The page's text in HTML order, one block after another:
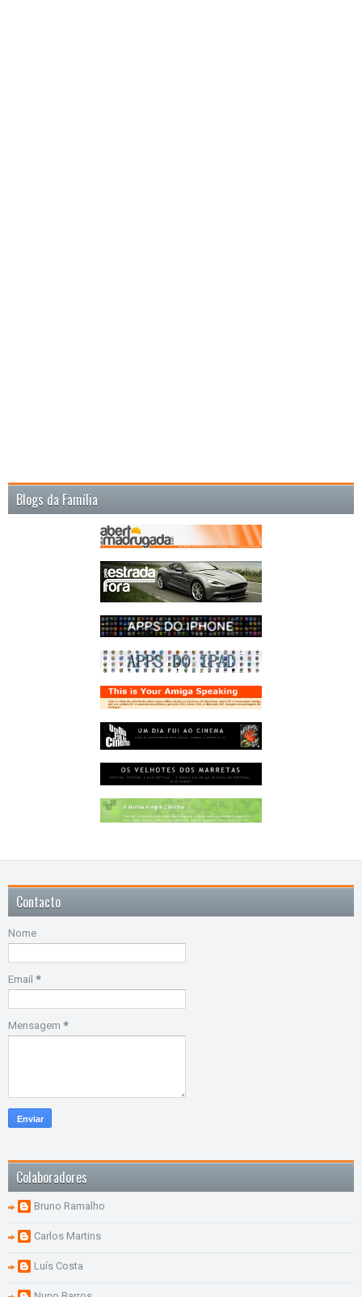
Blogs da Família
Contacto
Nome
Email *
Mensagem *
Colaboradores
Bruno Ramalho
Carlos Martins
Luís Costa